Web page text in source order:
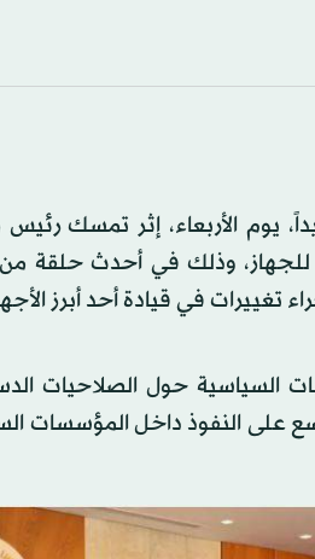
يوم الأربعاء، إثر تمسك
وذلك في أحدث حلقة
تغييرات في قيادة أحد أبرز
السياسية حول الصلاحيات
على النفوذ داخل المؤسسات